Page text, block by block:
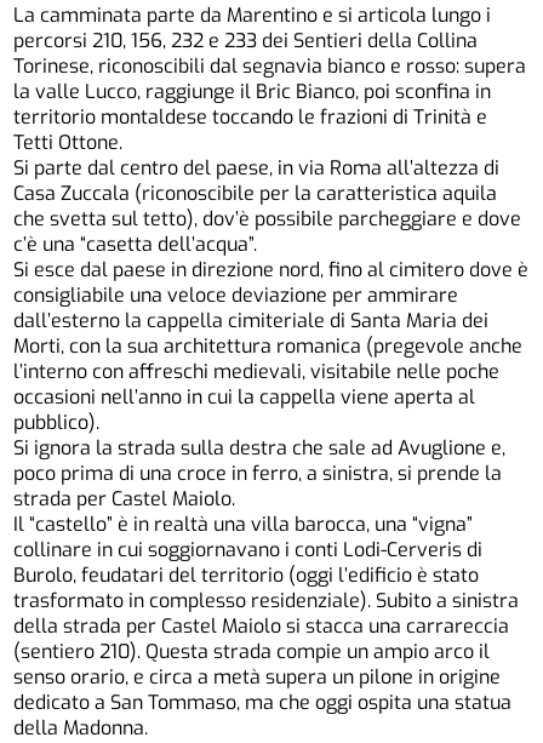
La camminata parte da Marentino e si articola lungo i
percorsi 210, 156, 232 e 233 dei Sentieri della Collina
Torinese, riconoscibili dal segnavia bianco e rosso: supera
la valle Lucco, raggiunge il Bric Bianco, poi sconfina in
territorio montaldese toccando le frazioni di Trinità e
Tetti Ottone.
Si parte dal centro del paese, in via Roma all’altezza di
Casa Zuccala (riconoscibile per la caratteristica aquila
che svetta sul tetto), dov’è possibile parcheggiare e dove
c’è una “casetta dell’acqua”.
Si esce dal paese in direzione nord, fino al cimitero dove è
consigliabile una veloce deviazione per ammirare
dall’esterno la cappella cimiteriale di Santa Maria dei
Morti, con la sua architettura romanica (pregevole anche
l’interno con affreschi medievali, visitabile nelle poche
occasioni nell’anno in cui la cappella viene aperta al
pubblico).
Si ignora la strada sulla destra che sale ad Avuglione e,
poco prima di una croce in ferro, a sinistra, si prende la
strada per Castel Maiolo.
Il “castello” è in realtà una villa barocca, una “vigna”
collinare in cui soggiornavano i conti Lodi-Cerveris di
Burolo, feudatari del territorio (oggi l’edificio è stato
trasformato in complesso residenziale). Subito a sinistra
della strada per Castel Maiolo si stacca una carrareccia
(sentiero 210). Questa strada compie un ampio arco il
senso orario, e circa a metà supera un pilone in origine
dedicato a San Tommaso, ma che oggi ospita una statua
della Madonna.